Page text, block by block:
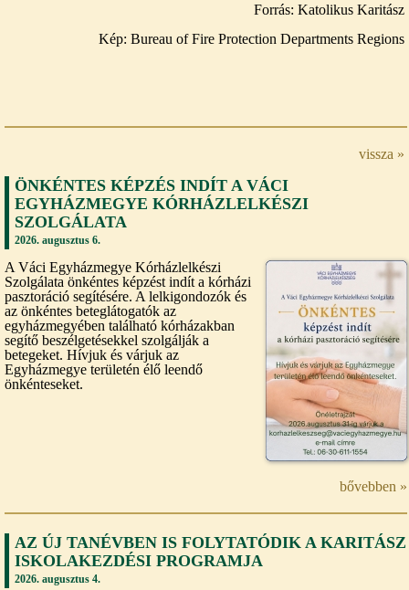
Forrás: Katolikus Karitász
Kép: Bureau of Fire Protection Departments Regions
vissza »
ÖNKÉNTES KÉPZÉS INDÍT A VÁCI
EGYHÁZMEGYE KÓRHÁZLELKÉSZI
SZOLGÁLATA
2026. augusztus 6.
A Váci Egyházmegye Kórházlelkészi
Szolgálata önkéntes képzést indít a kórházi
pasztoráció segítésére. A lelkigondozók és
az önkéntes beteglátogatók az
egyházmegyében található kórházakban
segítő beszélgetésekkel szolgálják a
betegeket. Hívjuk és várjuk az
Egyházmegye területén élő leendő
önkénteseket.
bővebben »
AZ ÚJ TANÉVBEN IS FOLYTATÓDIK A KARITÁSZ
ISKOLAKEZDÉSI PROGRAMJA
2026. augusztus 4.